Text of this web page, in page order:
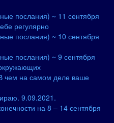
послания) ~ 11 сентября
регулярно
послания) ~ 10 сентября
послания) ~ 9 сентября
чем на самом деле ваше
9.09.2021.
на 8 – 14 сентября